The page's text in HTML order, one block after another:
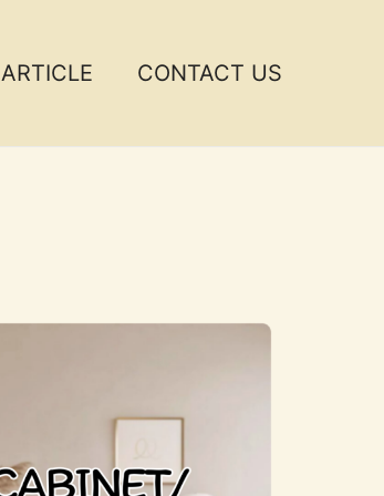
ARTICLE CONTACT US